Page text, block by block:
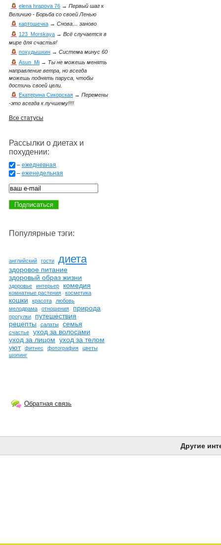
elena hrapova 76 → Первый шаг к
Величию - Борьба со своей Ленью
картошечка → Снова… заново
123_Morskaya → Всё случается в
мире для счастья!
похудышкин → Система минус 60
Asun_Mi → Ты не можешь менять
направление ветра, но всегда
можешь поднять паруса, чтобы
достичь своей цели.
Екатерина Сикорская → Перемены
-это всегда к лучшему!!!!
Все статусы
Рассылки о диетах и
похудении:
– ежедневная
– еженедельная
Популярные тэги:
английский гости диета
здоровое питание
здоровый образ жизни
здоровье интерьер комедия
комнатные растения косметика
кошки красота
любовь
мелодрама
отношения природа
прогулки
путешествия
рецепты
салаты семья
счастье
уход за волосами
уход за лицом уход за телом
уют
фитнес фотография
цветы
шопинг
Обратная связь
Другие